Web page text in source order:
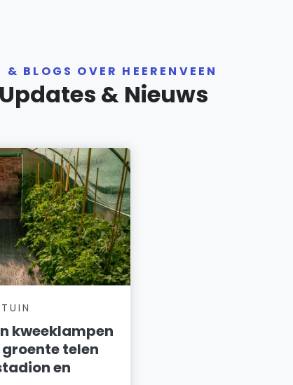
& BLOGS OVER HEERENVEEN
& Nieuws
kweeklampen
groente telen
en